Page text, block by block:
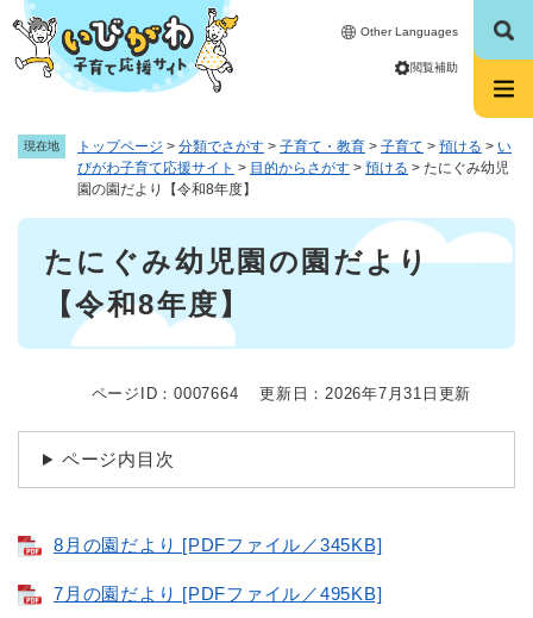
ジ
メニューを飛ばして本文へ
Other Languages
閲覧補助
現在地 トップページ > 分類でさがす > 子育て・教育 > 子育て > 預ける > い
びがわ子育て応援サイト > 目的からさがす > 預ける > たにぐみ幼児
園の園だより【令和8年度】
たにぐみ幼児園の園だより
【令和8年度】
ページID：0007664 更新日：2026年7月31日更新
ページ内目次
8月の園だより [PDFファイル／345KB]
7月の園だより [PDFファイル／495KB]